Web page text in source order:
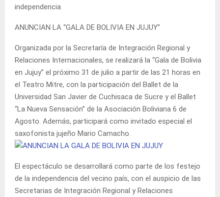
independencia
ANUNCIAN LA “GALA DE BOLIVIA EN JUJUY”
Organizada por la Secretaría de Integración Regional y
Relaciones Internacionales, se realizará la “Gala de Bolivia
en Jujuy” el próximo 31 de julio a partir de las 21 horas en
el Teatro Mitre, con la participación del Ballet de la
Universidad San Javier de Cuchisaca de Sucre y el Ballet
“La Nueva Sensación” de la Asociación Boliviana 6 de
Agosto. Además, participará como invitado especial el
saxofonista jujeño Mario Camacho.
El espectáculo se desarrollará como parte de los festejo
de la independencia del vecino país, con el auspicio de las
Secretarias de Integración Regional y Relaciones